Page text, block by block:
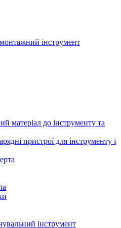
інструмент
матеріал до інструменту та
пристрої для інструменту і